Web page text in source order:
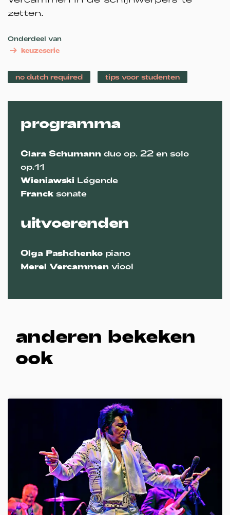
zetten.
Onderdeel van
keuzeserie
no dutch required tips voor studenten
programma
Clara Schumann duo op. 22 en solo
op.11
Wieniawski Légende
Franck sonate
uitvoerenden
Olga Pashchenko piano
Merel Vercammen viool
anderen bekeken
ook